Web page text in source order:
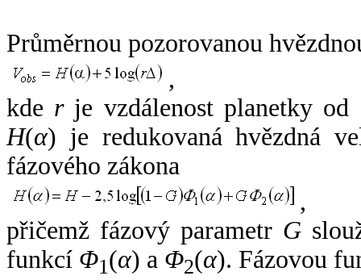
Průměrnou pozorovanou
,
kde rje vzdálenost planetky od
H(α) je redukovaná hvězdná
fázového zákona
,
přičemž fázový parametr G
funkcí Φ1(α) a Φ2(α). Fázovou